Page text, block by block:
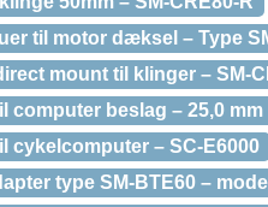
til motor dæksel – Type
mount til klinger – SM-
computer beslag – 25,0 mm
cykelcomputer – SC-E6000
type SM-BTE60 –